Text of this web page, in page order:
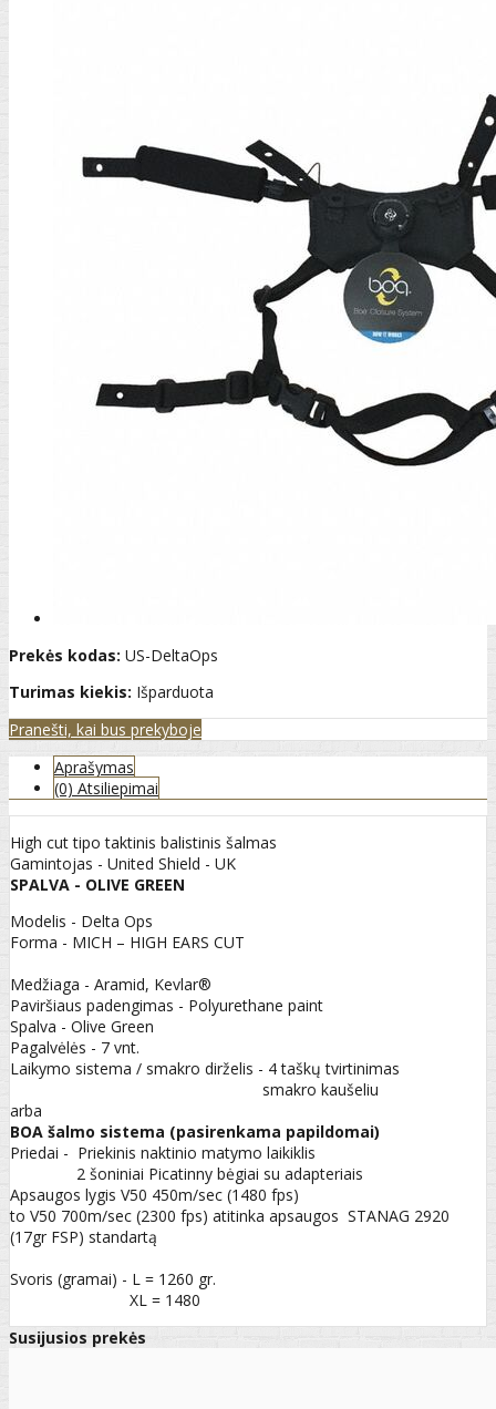
Prekės kodas: US-DeltaOps
Turimas kiekis: Išparduota
Pranešti, kai bus prekyboje
Aprašymas
(0) Atsiliepimai
High cut tipo taktinis balistinis šalmas
Gamintojas - United Shield - UK
SPALVA - OLIVE GREEN
Modelis - Delta Ops
Forma - MICH – HIGH EARS CUT
Medžiaga - Aramid, Kevlar®
Paviršiaus padengimas - Polyurethane paint
Spalva - Olive Green
Pagalvėlės - 7 vnt.
Laikymo sistema / smakro dirželis - 4 taškų tvirtinimas
smakro kaušeliu
arba
BOA šalmo sistema (pasirenkama papildomai)
Priedai - Priekinis naktinio matymo laikiklis
2 šoniniai Picatinny bėgiai su adapteriais
Apsaugos lygis V50 450m/sec (1480 fps)
to V50 700m/sec (2300 fps) atitinka apsaugos STANAG 2920
(17gr FSP) standartą
Svoris (gramai) - L = 1260 gr.
XL = 1480
Susijusios prekės